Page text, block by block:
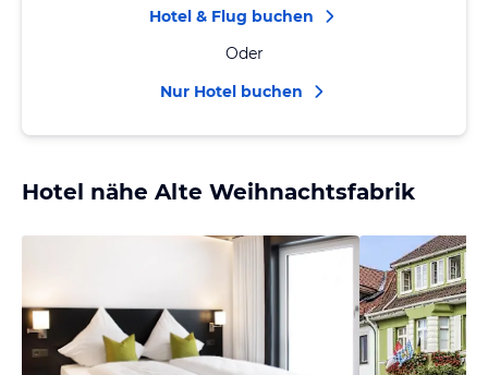
Hotel & Flug buchen
Oder
Nur Hotel buchen
Hotel nähe Alte Weihnachtsfabrik